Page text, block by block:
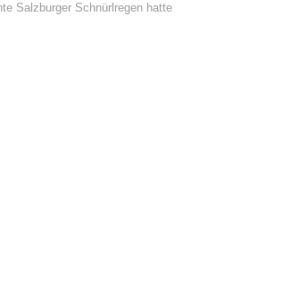
Salzburger Schnürlregen hatte